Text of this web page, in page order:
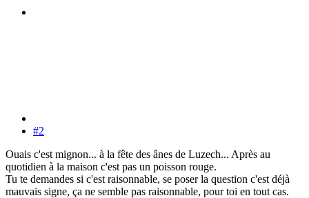
#2
Ouais c'est mignon... à la fête des ânes de Luzech... Après au
quotidien à la maison c'est pas un poisson rouge.
Tu te demandes si c'est raisonnable, se poser la question c'est déjà
mauvais signe, ça ne semble pas raisonnable, pour toi en tout cas.